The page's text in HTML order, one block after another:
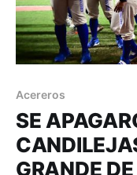
Acereros
SE
GRANDE